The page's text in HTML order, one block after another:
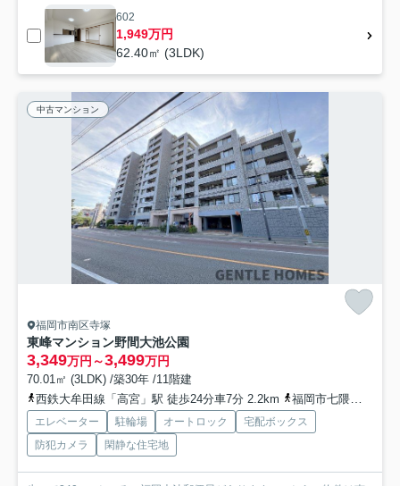
602
1,949万円
62.40㎡ (3LDK)
中古マンション
福岡市南区寺塚
東峰マンション野間大池公園
3,349万円～3,499万円
70.01㎡ (3LDK) /築30年 /11階建
西鉄大牟田線「高宮」駅 徒歩24分車7分 2.2km
福岡市七隈線「薬院大通」駅 徒歩54分車12分 4.1km
エレベーター 駐輪場 オートロック
宅配ボックス
防犯カメラ
閑静な住宅地